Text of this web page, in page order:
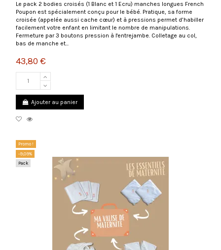
Le pack 2 bodies croisés (1 Blanc et 1 Ecru) manches longues French
Poupon est spécialement conçu pour le bébé. Pratique, sa forme
croisée (appelée aussi cache cœur) et à pressions permet d’habiller
facilement votre enfant en limitant le nombre de manipulations.
Fermeture par 3 boutons pression à l'entrejambe. Colletage au col,
bas de manche et...
43,80 €
Ajouter au panier
Promo !
-9,09%
Pack